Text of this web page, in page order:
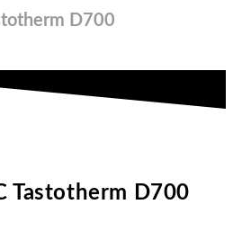
D700
Tastotherm D700